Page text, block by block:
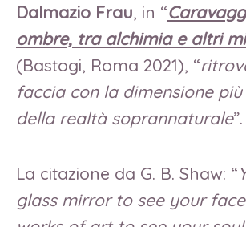
Dalmazio Frau, in “
ombre, tra alchimia e altri
(Bastogi, Roma 2021), “
faccia con la dimensione
della realtà soprannaturale”.
La citazione da G. B. Shaw: “
glass mirror to see your